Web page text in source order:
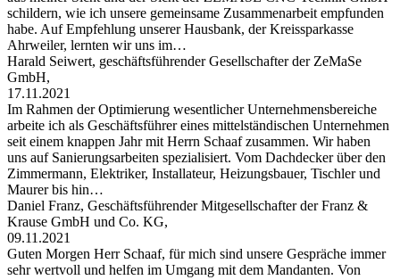
schildern, wie ich unsere gemeinsame Zusammenarbeit empfunden
habe. Auf Empfehlung unserer Hausbank, der Kreissparkasse
Ahrweiler, lernten wir uns im…
Harald Seiwert, geschäftsführender Gesellschafter der ZeMaSe
GmbH,
17.11.2021
Im Rahmen der Optimierung wesentlicher Unternehmensbereiche
arbeite ich als Geschäftsführer eines mittelständischen Unternehmen
seit einem knappen Jahr mit Herrn Schaaf zusammen. Wir haben
uns auf Sanierungsarbeiten spezialisiert. Vom Dachdecker über den
Zimmermann, Elektriker, Installateur, Heizungsbauer, Tischler und
Maurer bis hin…
Daniel Franz, Geschäftsführender Mitgesellschafter der Franz &
Krause GmbH und Co. KG,
09.11.2021
Guten Morgen Herr Schaaf, für mich sind unsere Gespräche immer
sehr wertvoll und helfen im Umgang mit dem Mandanten. Von